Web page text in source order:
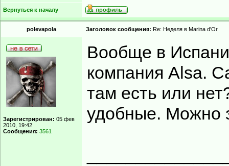
Вернуться к началу
polevapola Заголовок сообщения: Re: Неделя в Marina d'Or
Зарегистрирован: 05 фев
2010, 19:42
Сообщения: 3561
Вообще в
компания Alsa.
там есть или
удобные. Можно